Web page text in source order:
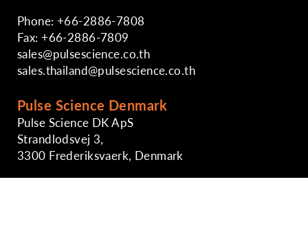
Phone: +66-2886-7808
Fax: +66-2886-7809
sales@pulsescience.co.th
sales.thailand@pulsescience.co.th
Pulse Science Denmark
Pulse Science DK ApS
Strandlodsvej 3,
3300 Frederiksvaerk, Denmark